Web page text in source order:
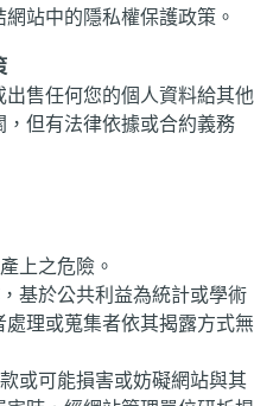
站中的隱私權保護政策。
售任何您的個人資料給其他
但有法律依據或合約義務
上之危險。
基於公共利益為統計或學術
理或蒐集者依其揭露方式無
或可能損害或妨礙網站與其